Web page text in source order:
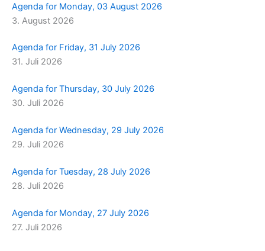
Agenda for Monday, 03 August 2026
3. August 2026
Agenda for Friday, 31 July 2026
31. Juli 2026
Agenda for Thursday, 30 July 2026
30. Juli 2026
Agenda for Wednesday, 29 July 2026
29. Juli 2026
Agenda for Tuesday, 28 July 2026
28. Juli 2026
Agenda for Monday, 27 July 2026
27. Juli 2026